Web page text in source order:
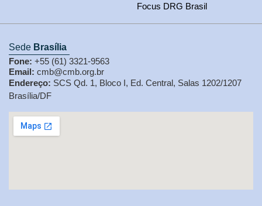
Focus DRG Brasil
Sede Brasília
Fone: +55 (61) 3321-9563
Email: cmb@cmb.org.br
Endereço: SCS Qd. 1, Bloco I, Ed. Central, Salas 1202/1207
Brasília/DF